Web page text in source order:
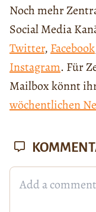
Noch mehr
Social Media
Twitter, Facebook
Instagram. Für
Mailbox könnt
wöchentlichen